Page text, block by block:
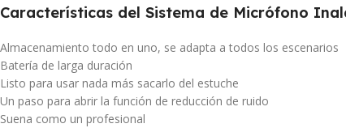
Características del Sistema de Micrófono
Almacenamiento todo en uno, se adapta a todos los escenarios
Batería de larga duración
Listo para usar nada más sacarlo del estuche
Un paso para abrir la función de reducción de ruido
Suena como un profesional